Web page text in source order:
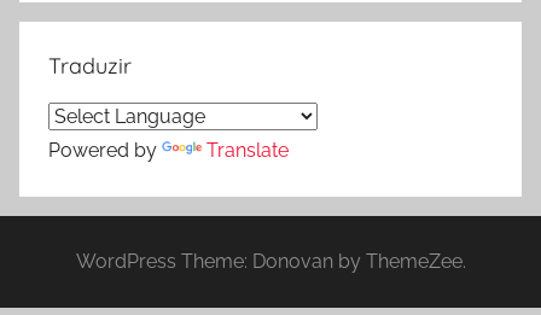
Traduzir
Powered by Translate
WordPress Theme: Donovan by ThemeZee.